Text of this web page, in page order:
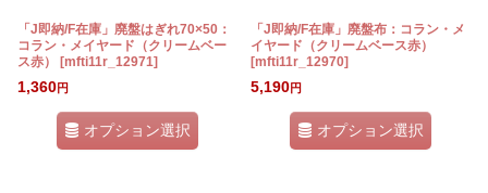
「J即納/F在庫」廃盤はぎれ70×50：
コラン・メイヤード（クリームベー
ス赤）
[mfti11r_12971]
1,360円
オプション選択
「J即納/F在庫」廃盤布：コラン・メ
イヤード（クリームベース赤）
[mfti11r_12970]
5,190円
オプション選択